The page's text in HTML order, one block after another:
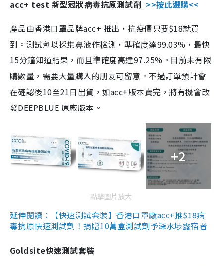
acc+ test 新型冠狀病毒抗原測試劑 >>按此選購<<
產品由香港口罩品牌acc+ 推出，抗疫價只要$18就買
到。測試劑以採集鼻液作檢測，準確度達99.03%，最快
15分鐘知道結果，而且準確度高達97.25%。目前未有限
購數量，需要大量購入的朋友可留意。不過訂單預計會
在確認後10至21日出貨，如acc+版本賣完，將有機會改
發DEEPBLUE 原廠版本。
+2
點擊圖片放大
延伸閱讀：【快速測試套裝】香港口罩廠acc+推$18病
毒抗原快速測試劑！捐贈10萬盒測試劑予深水埗露宿者
Goldsite快速測試套裝